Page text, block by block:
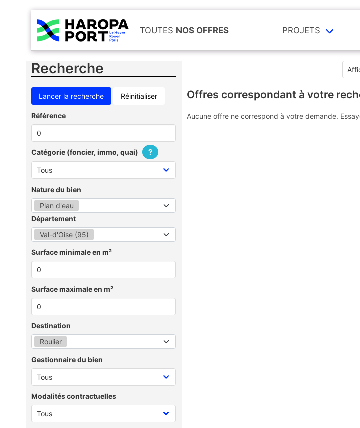
TOUTES NOS OFFRES PROJETS
Recherche
Réinitialiser
Référence
Catégorie (foncier, immo, quai) ?
Nature du bien
Plan d'eau
Département
Val-d'Oise (95)
Surface minimale en m²
Surface maximale en m²
Destination
Roulier
Gestionnaire du bien
Modalités contractuelles
Offres correspondant à votre
Aucune offre ne correspond à votre demande.